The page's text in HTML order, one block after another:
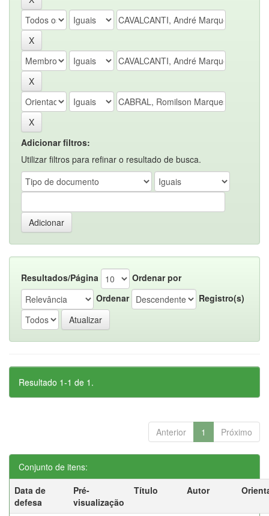
Adicionar filtros:
Utilizar filtros para refinar o resultado de busca.
Resultados/Página
Ordenar por
Ordenar
Registro(s)
Resultado 1-1 de 1.
Anterior 1 Próximo
Conjunto de itens:
Data de
defesa
Pré-
visualização
Título Autor